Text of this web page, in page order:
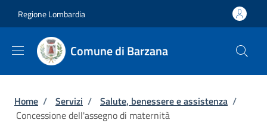
Regione Lombardia
Comune di Barzana
Briciole di pane
Home / Servizi / Salute, benessere e assistenza /
Concessione dell'assegno di maternità